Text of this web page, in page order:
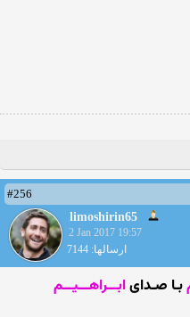
#256
limoshirin65
2 Jan 2017 19:57
ارسالها: 7144
بـا صـدایابـــراهـــیـــم